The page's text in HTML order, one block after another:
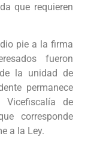
que requieren
pie a la firma
fueron
la unidad de
permanece
de
corresponde
a la Ley.